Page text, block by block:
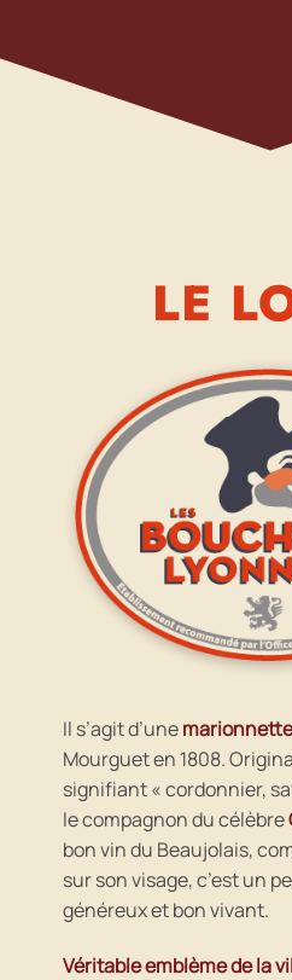
LE
Il s’agit d’une
Mourguet en 1808.
signifiant « cordonnier,
le compagnon du célèbre
bon vin du Beaujolais,
sur son visage, c’est un
généreux et bon vivant.
Véritable emblème de la